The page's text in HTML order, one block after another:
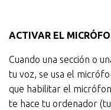
ACTIVAR EL
Cuando una sección o
tu voz, se usa el
que habilitar el
te hace tu ordenador